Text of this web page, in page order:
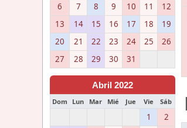
6
7 8 9 10 11
12
13
14 15 16 17 18
19
20
21 22 23 24 25
26
27
28 29 30 31
Abril 2022
Dom Lun Mar Mié Jue Vie Sáb
1
2